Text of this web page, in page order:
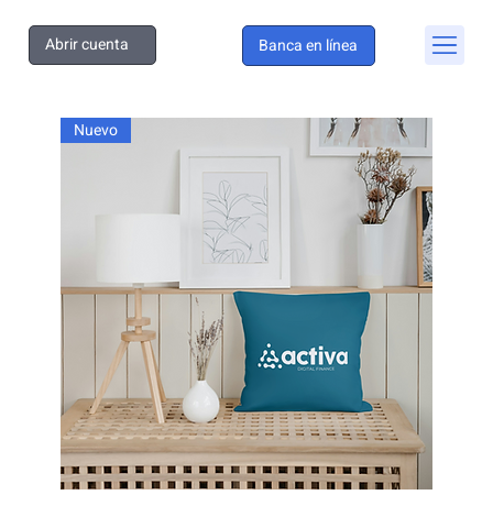
Abrir cuenta Banca en línea
Nuevo